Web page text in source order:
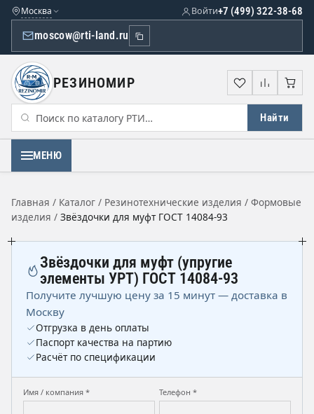
Москва
moscow@rti-land.ru
+7 (499) 322-38-68
Войти
РЕЗИНОМИР
Найти
Избранное
МЕНЮ
Главная / Каталог / Резинотехнические изделия / Формовые
изделия / Звёздочки для муфт ГОСТ 14084-93
Звёздочки для муфт (упругие
элементы УРТ) ГОСТ 14084-93
Получите лучшую цену за 15 минут — доставка в
Москву
Отгрузка в день оплаты
Паспорт качества на партию
Расчёт по спецификации
Имя / компания * Телефон *